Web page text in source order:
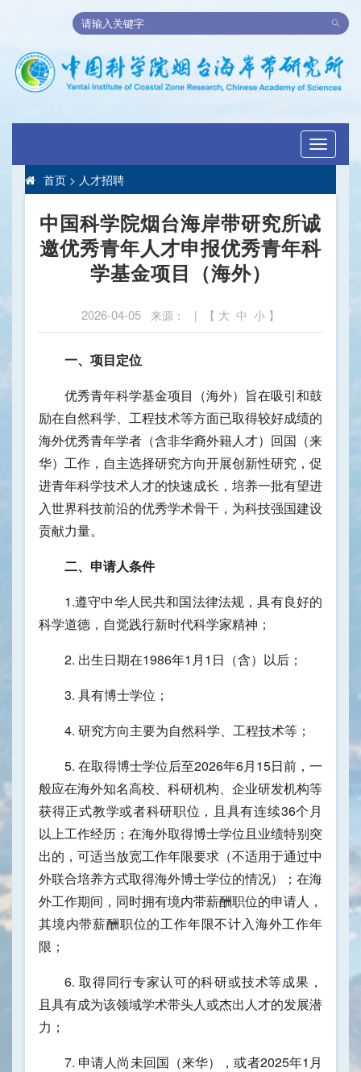
Toggle
首页 > 人才招聘
中国科学院烟台海岸带研究所诚
邀优秀青年人才申报优秀青年科
学基金项目（海外）
2026-04-05 来源： | 【 大 中 小 】
一、 项目定位
优秀青年科学基金项目（海外）旨在吸引和鼓
励在自然科学、工程技术等方面已取得较好成绩的
海外优秀青年学者（含非华裔外籍人才）回国（来
华）工作，自主选择研究方向开展创新性研究，促
进青年科学技术人才的快速成长，培养一批有望进
入世界科技前沿的优秀学术骨干，为科技强国建设
贡献力量。
二、申请人条件
1.遵守中华人民共和国法律法规，具有良好的
科学道德，自觉践行新时代科学家精神；
2. 出生日期在1986年1月1日（含）以后；
3. 具有博士学位；
4. 研究方向主要为自然科学、工程技术等；
5. 在取得博士学位后至2026年6月15日前，一
般应在海外知名高校、科研机构、企业研发机构等
获得正式教学或者科研职位，且具有连续36个月
以上工作经历；在海外取得博士学位且业绩特别突
出的，可适当放宽工作年限要求（不适用于通过中
外联合培养方式取得海外博士学位的情况）；在海
外工作期间，同时拥有境内带薪酬职位的申请人，
其境内带薪酬职位的工作年限不计入海外工作年
限；
6. 取得同行专家认可的科研或技术等成果，
且具有成为该领域学术带头人或杰出人才的发展潜
力；
7. 申请人尚未回国（来华），或者2025年1月